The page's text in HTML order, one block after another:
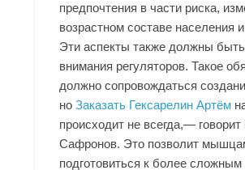
предпочтения в части риска,
возрастном составе населения
Эти аспекты также должны
внимания регуляторов. Такое
должно сопровождаться
ноЗаказать Гексарелин Артём
происходит не всегда,— говорит
Сафронов. Это позволит
подготовиться к более